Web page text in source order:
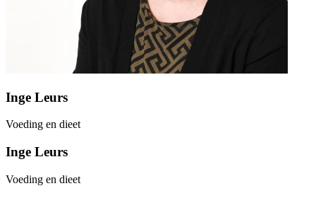
Inge Leurs
Voeding en dieet
Inge Leurs
Voeding en dieet